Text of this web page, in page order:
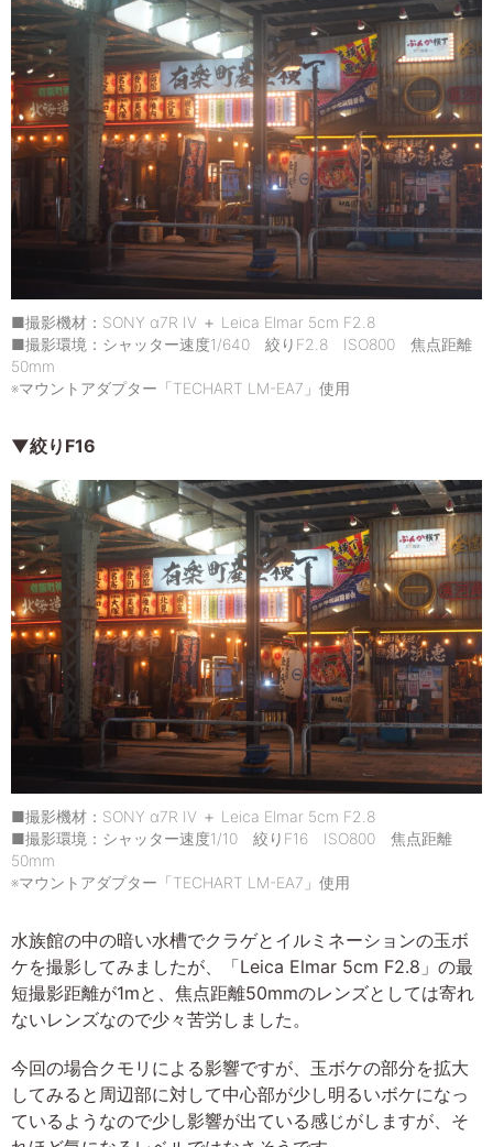
■撮影機材：SONY α7R IV ＋ Leica Elmar 5cm F2.8
■撮影環境：シャッター速度1/640 絞りF2.8 ISO800 焦点距離
50mm
※マウントアダプター「TECHART LM-EA7」使用
▼絞りF16
■撮影機材：SONY α7R IV ＋ Leica Elmar 5cm F2.8
■撮影環境：シャッター速度1/10 絞りF16 ISO800 焦点距離
50mm
※マウントアダプター「TECHART LM-EA7」使用
水族館の中の暗い水槽でクラゲとイルミネーションの玉ボ
ケを撮影してみましたが、「Leica Elmar 5cm F2.8」の最
短撮影距離が1mと、焦点距離50mmのレンズとしては寄れ
ないレンズなので少々苦労しました。
今回の場合クモリによる影響ですが、玉ボケの部分を拡大
してみると周辺部に対して中心部が少し明るいボケになっ
ているようなので少し影響が出ている感じがしますが、そ